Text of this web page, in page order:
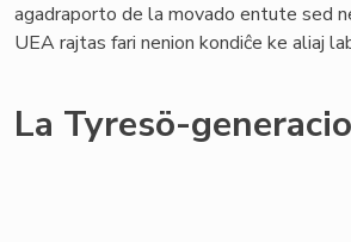
agadraporto de la movado entute sed
UEA rajtas fari nenion kondiĉe ke aliaj
La Tyresö-